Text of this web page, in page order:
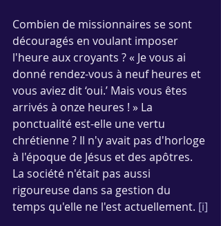
Combien de missionnaires se sont
découragés en voulant imposer
l'heure aux croyants ? « Je vous ai
donné rendez-vous à neuf heures et
vous aviez dit ‘oui.’ Mais vous êtes
arrivés à onze heures ! » La
ponctualité est-elle une vertu
chrétienne ? Il n'y avait pas d'horloge
à l'époque de Jésus et des apôtres.
La société n'était pas aussi
rigoureuse dans sa gestion du
temps qu'elle ne l'est actuellement. [i]